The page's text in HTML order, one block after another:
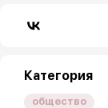
Категория
общество